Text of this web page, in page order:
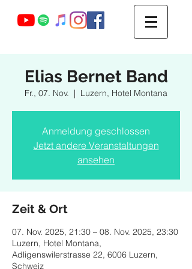
Webmaster Login
Elias Bernet Band
Fr., 07. Nov.
  |
Luzern, Hotel Montana
Anmeldung geschlossen
Jetzt andere Veranstaltungen
ansehen
Zeit & Ort
07. Nov. 2025, 21:30 – 08. Nov. 2025, 23:30
Luzern, Hotel Montana,
Adligenswilerstrasse 22, 6006 Luzern,
Schweiz